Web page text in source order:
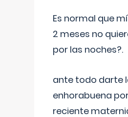
Es normal que
2 meses no
por las noches?.
ante todo darte
enhorabuena
reciente